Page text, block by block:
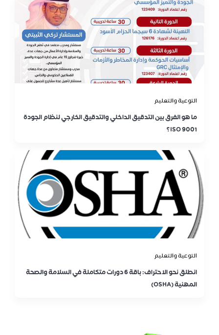
التوعية والتعليم
ما هو الفرق بين التدقيق الداخلي والتدقيق الخارجي لنظام الجودة
ISO 9001؟
التوعية والتعليم
انطلق نحو الاحتراف: باقة 6 دورات متكاملة في السلامة والصحة
المهنية (OSHA)